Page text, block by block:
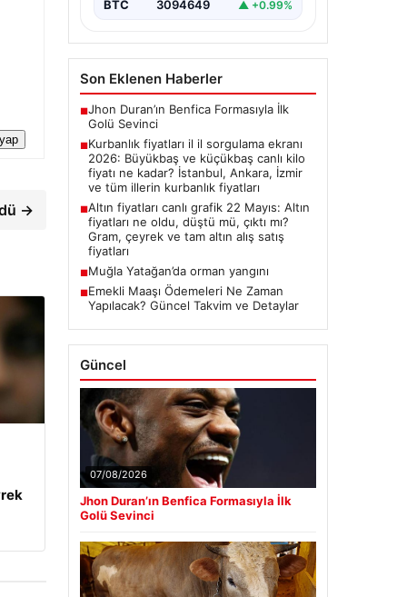
→
BTC 3094649 ▲ +0.99%
Son Eklenen Haberler
■Jhon Duran’ın Benfica Formasıyla İlk
Golü Sevinci
■Kurbanlık fiyatları il il sorgulama ekranı
2026: Büyükbaş ve küçükbaş canlı kilo
fiyatı ne kadar? İstanbul, Ankara, İzmir
ve tüm illerin kurbanlık fiyatları
■Altın fiyatları canlı grafik 22 Mayıs: Altın
fiyatları ne oldu, düştü mü, çıktı mı?
Gram, çeyrek ve tam altın alış satış
fiyatları
■Muğla Yatağan’da orman yangını
■Emekli Maaşı Ödemeleri Ne Zaman
Yapılacak? Güncel Takvim ve Detaylar
Güncel
07/08/2026
Jhon Duran’ın Benfica Formasıyla İlk
Golü Sevinci